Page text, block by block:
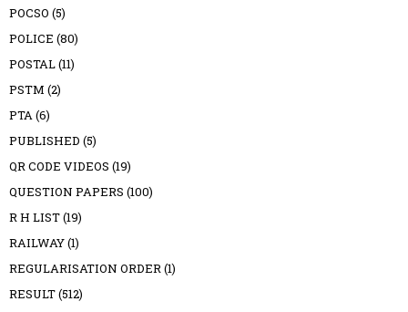
POCSO (5)
POLICE (80)
POSTAL(11)
PSTM (2)
PTA(6)
PUBLISHED (5)
QR CODE VIDEOS (19)
QUESTION PAPERS (100)
R H LIST(19)
RAILWAY(1)
REGULARISATION ORDER(1)
RESULT(512)